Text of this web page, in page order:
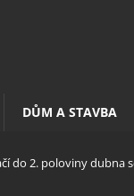
DŮM A STAVBA
do 2. poloviny dubna